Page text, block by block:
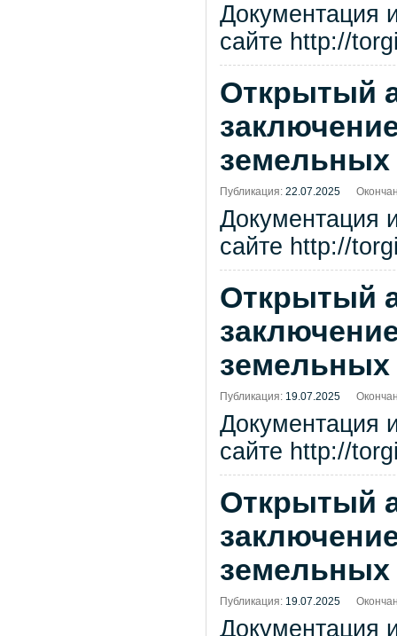
Документация
сайте http://
Открытый
земельных
Публикация: 22.07.2025
Документация
сайте http://
Открытый
земельных
Публикация: 19.07.2025
Документация
сайте http://
Открытый
земельных
Публикация: 19.07.2025
Документация